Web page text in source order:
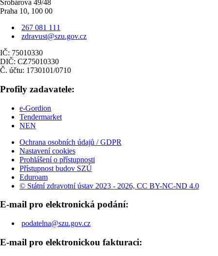
Šrobárova 49/48
Praha 10, 100 00
267 081 111
zdravust@szu.gov.cz
IČ: 75010330
DIČ: CZ75010330
Č. účtu: 1730101/0710
Profily zadavatele:
e-Gordion
Tendermarket
NEN
Ochrana osobních údajů / GDPR
Nastavení cookies
Prohlášení o přístupnosti
Přístupnost budov SZÚ
Eduroam
© Státní zdravotní ústav 2023 - 2026, CC BY-NC-ND 4.0
E-mail pro elektronická podání:
podatelna@szu.gov.cz
E-mail pro elektronickou fakturaci: